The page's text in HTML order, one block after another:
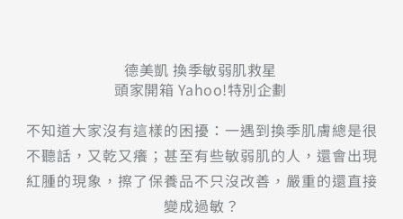
德美凱 換季敏弱肌救星
頭家開箱 Yahoo!特別企劃
不知道大家沒有這樣的困擾：一遇到換季肌膚總是很
不聽話，又乾又癢；甚至有些敏弱肌的人，還會出現
紅腫的現象，擦了保養品不只沒改善，嚴重的還直接
變成過敏？